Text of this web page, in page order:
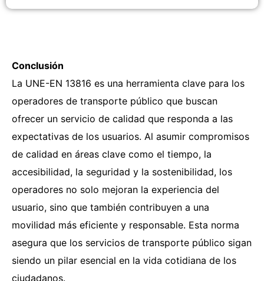
Conclusión
La UNE-EN 13816 es una herramienta clave para los
operadores de transporte público que buscan
ofrecer un servicio de calidad que responda a las
expectativas de los usuarios. Al asumir compromisos
de calidad en áreas clave como el tiempo, la
accesibilidad, la seguridad y la sostenibilidad, los
operadores no solo mejoran la experiencia del
usuario, sino que también contribuyen a una
movilidad más eficiente y responsable. Esta norma
asegura que los servicios de transporte público sigan
siendo un pilar esencial en la vida cotidiana de los
ciudadanos.